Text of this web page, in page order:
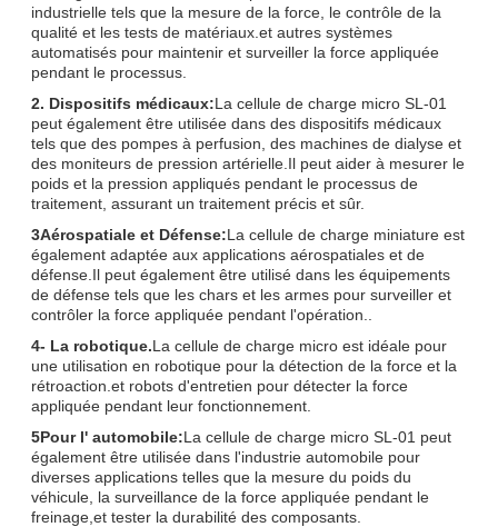
industrielle tels que la mesure de la force, le contrôle de la
qualité et les tests de matériaux.et autres systèmes
automatisés pour maintenir et surveiller la force appliquée
pendant le processus.
2. Dispositifs médicaux:La cellule de charge micro SL-01
peut également être utilisée dans des dispositifs médicaux
tels que des pompes à perfusion, des machines de dialyse et
des moniteurs de pression artérielle.Il peut aider à mesurer le
poids et la pression appliqués pendant le processus de
traitement, assurant un traitement précis et sûr.
3Aérospatiale et Défense:La cellule de charge miniature est
également adaptée aux applications aérospatiales et de
défense.Il peut également être utilisé dans les équipements
de défense tels que les chars et les armes pour surveiller et
contrôler la force appliquée pendant l'opération..
4- La robotique.La cellule de charge micro est idéale pour
une utilisation en robotique pour la détection de la force et la
rétroaction.et robots d'entretien pour détecter la force
appliquée pendant leur fonctionnement.
5Pour l' automobile:La cellule de charge micro SL-01 peut
également être utilisée dans l'industrie automobile pour
diverses applications telles que la mesure du poids du
véhicule, la surveillance de la force appliquée pendant le
freinage,et tester la durabilité des composants.